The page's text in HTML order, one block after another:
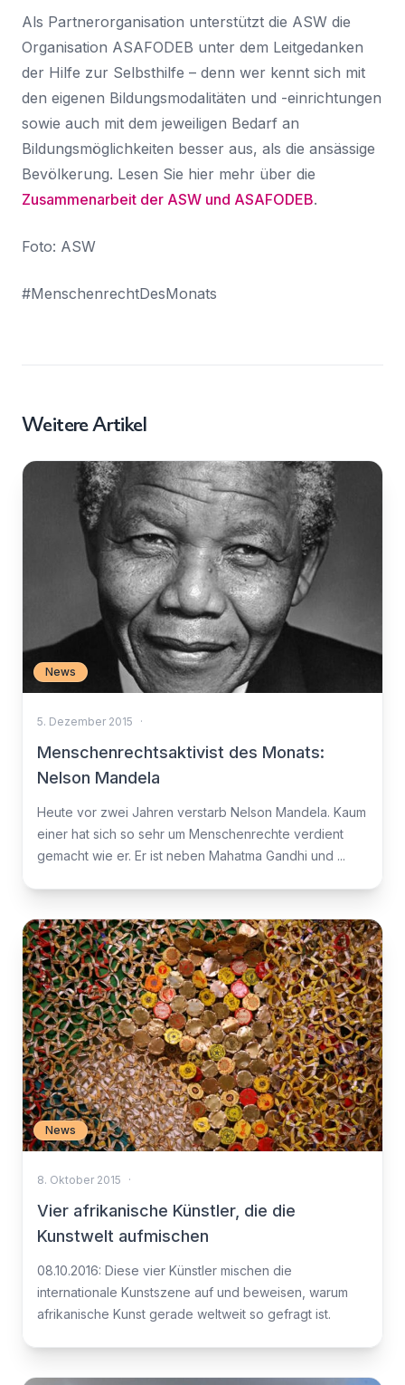
Als Partnerorganisation unterstützt die ASW die
Organisation ASAFODEB unter dem Leitgedanken
der Hilfe zur Selbsthilfe – denn wer kennt sich mit
den eigenen Bildungsmodalitäten und -einrichtungen
sowie auch mit dem jeweiligen Bedarf an
Bildungsmöglichkeiten besser aus, als die ansässige
Bevölkerung. Lesen Sie hier mehr über die
Zusammenarbeit der ASW und ASAFODEB.
Foto: ASW
#MenschenrechtDesMonats
Weitere Artikel
News
5. Dezember 2015 ·
Menschenrechtsaktivist des Monats:
Nelson Mandela
Heute vor zwei Jahren verstarb Nelson Mandela. Kaum
einer hat sich so sehr um Menschenrechte verdient
gemacht wie er. Er ist neben Mahatma Gandhi und ...
News
8. Oktober 2015 ·
Vier afrikanische Künstler, die die
Kunstwelt aufmischen
08.10.2016: Diese vier Künstler mischen die
internationale Kunstszene auf und beweisen, warum
afrikanische Kunst gerade weltweit so gefragt ist.